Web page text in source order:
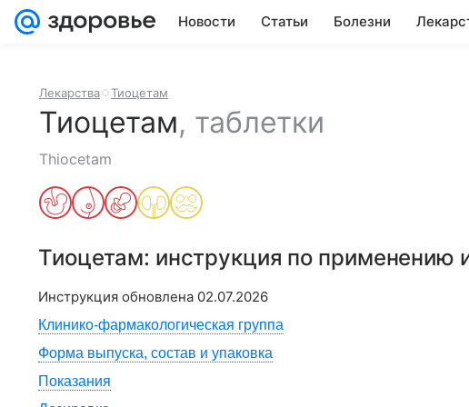
Новости Статьи Болезни
Лекарства Тиоцетам
Тиоцетам, таблетки
Thiocetam
Тиоцетам: инструкция по применению
Инструкция обновлена 02.07.2026
Клинико-фармакологическая группа
Форма выпуска, состав и упаковка
Показания